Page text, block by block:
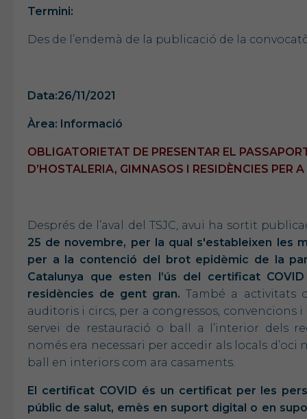
Termini:
Des de l’endemà de la publicació de la
Data:26/11/2021
Àrea: Informació
OBLIGATORIETAT DE PRESENTAR EL
D’HOSTALERIA, GIMNASOS I RESIDÈNCIES PER
Després de l’aval del TSJC, avui ha sortit
25 de novembre, per la qual s'estableixen les
per a la contenció del brot epidèmic de la
Catalunya que esten l’ús del certificat
residències de gent gran.També a activitats
auditoris i circs, per a congressos, convencions
servei de restauració o ball a l’interior dels
només era necessari per accedir als locals
ball en interiors com ara casaments.
El certificat COVID és un certificat per les
públic de salut, emès en suport digital o en